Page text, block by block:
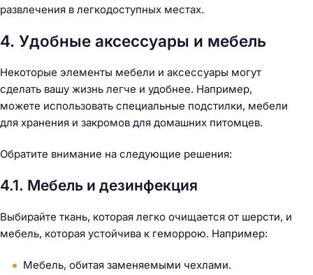
развлечения в легкодоступных местах.
4. Удобные аксессуары и мебель
Некоторые элементы мебели и аксессуары могут
сделать вашу жизнь легче и удобнее. Например,
можете использовать специальные подстилки, мебели
для хранения и закромов для домашних питомцев.
Обратите внимание на следующие решения:
4.1. Мебель и дезинфекция
Выбирайте ткань, которая легко очищается от шерсти, и
мебель, которая устойчива к геморрою. Например:
Мебель, обитая заменяемыми чехлами.